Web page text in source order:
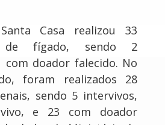
Casa realizou 33
de fígado, sendo 2
com doador falecido. No
foram realizados 28
sendo 5 intervivos,
e 23 com doador